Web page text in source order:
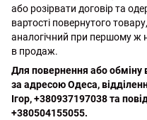
або розірвати договір та
вартості повернутого
аналогічний при першому ж
в продаж.
Для повернення або
за адресою Одеса,
Ігор, +380937197038 та
+380504155055.